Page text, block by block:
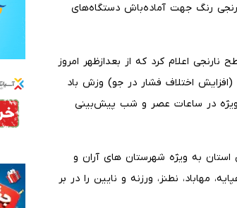
رنگ جهت آماده‌باش دستگاه‌های
اعلام کرد که از بعدازظهر امروز
فشاری (افزایش اختلاف فشار در جو) وزش باد
ویژه در ساعات عصر و شب پیش‌بینی
استان به ویژه شهرستان های آران و
مهاباد، نطنز، ورزنه و نایین را در بر